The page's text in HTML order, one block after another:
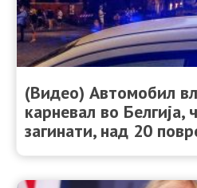
(Видео) Автомобил
карневал во Белгија,
загинати, над 20